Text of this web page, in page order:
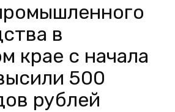
в
крае с начала
500
рублей